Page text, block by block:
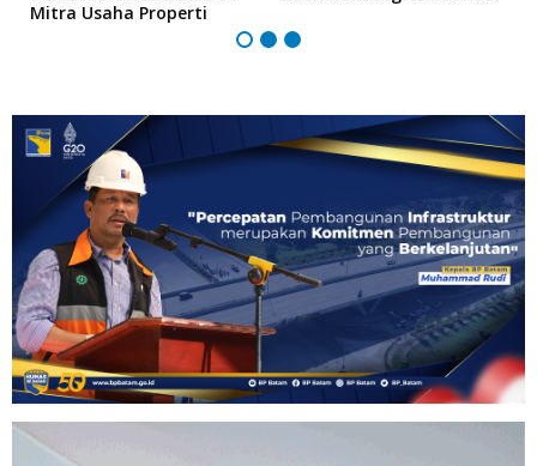
Mitra Usaha Properti